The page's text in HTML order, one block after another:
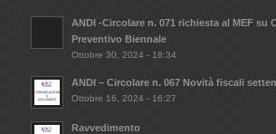
ANDI -Circolare n. 071 richiesta al MEF su
Preventivo Biennale
Ottobre 30, 2024 - 18:34
ANDI – Circolare n. 067 Novità fiscali
Ottobre 16, 2024 - 16:27
Ravvedimento